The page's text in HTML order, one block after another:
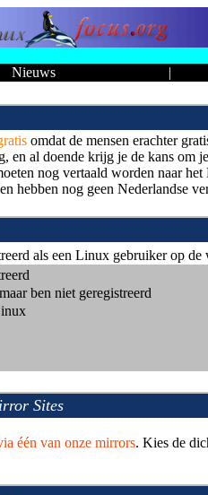
Nieuws |
omdat de mensen erachter
en al doende krijg je de kans om
nog vertaald worden naar
hebben nog geen Nederlandse
als een Linux gebruiker op de
ben niet geregistreerd
Sites
één van onze mirrors. Kies de